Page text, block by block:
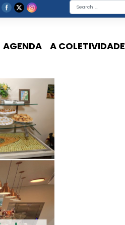
AGENDA A COLETIVIDADE